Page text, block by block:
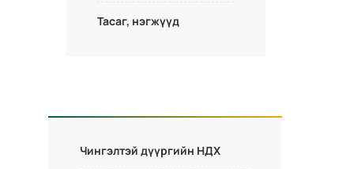
Тасаг, нэгжүүд
Чингэлтэй дүүргийн НДХ